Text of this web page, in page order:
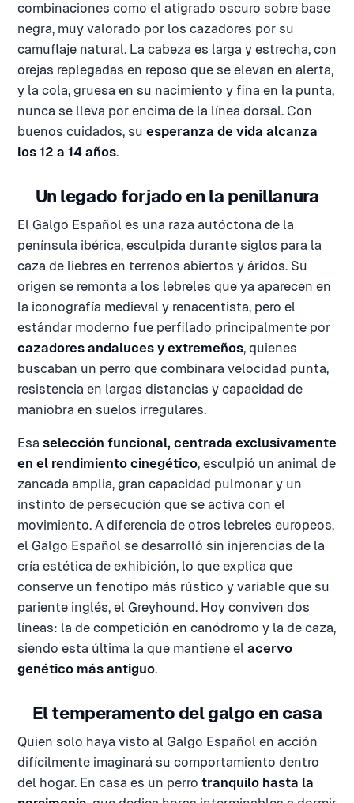
combinaciones como el atigrado oscuro sobre base
negra, muy valorado por los cazadores por su
camuflaje natural. La cabeza es larga y estrecha, con
orejas replegadas en reposo que se elevan en alerta,
y la cola, gruesa en su nacimiento y fina en la punta,
nunca se lleva por encima de la línea dorsal. Con
buenos cuidados, su esperanza de vida alcanza
los 12 a 14 años.
Un legado forjado en la penillanura
El Galgo Español es una raza autóctona de la
península ibérica, esculpida durante siglos para la
caza de liebres en terrenos abiertos y áridos. Su
origen se remonta a los lebreles que ya aparecen en
la iconografía medieval y renacentista, pero el
estándar moderno fue perfilado principalmente por
cazadores andaluces y extremeños, quienes
buscaban un perro que combinara velocidad punta,
resistencia en largas distancias y capacidad de
maniobra en suelos irregulares.
Esa selección funcional, centrada exclusivamente
en el rendimiento cinegético, esculpió un animal de
zancada amplia, gran capacidad pulmonar y un
instinto de persecución que se activa con el
movimiento. A diferencia de otros lebreles europeos,
el Galgo Español se desarrolló sin injerencias de la
cría estética de exhibición, lo que explica que
conserve un fenotipo más rústico y variable que su
pariente inglés, el Greyhound. Hoy conviven dos
líneas: la de competición en canódromo y la de caza,
siendo esta última la que mantiene el acervo
genético más antiguo.
El temperamento del galgo en casa
Quien solo haya visto al Galgo Español en acción
difícilmente imaginará su comportamiento dentro
del hogar. En casa es un perro tranquilo hasta la